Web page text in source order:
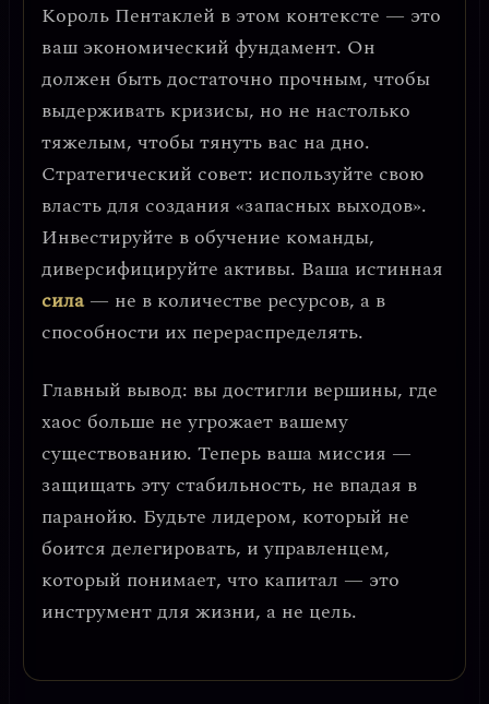
Король Пентаклей в этом контексте — это
ваш экономический фундамент. Он
должен быть достаточно прочным, чтобы
выдерживать кризисы, но не настолько
тяжелым, чтобы тянуть вас на дно.
Стратегический совет: используйте свою
власть для создания «запасных выходов».
Инвестируйте в обучение команды,
диверсифицируйте активы. Ваша истинная
сила— не в количестве ресурсов, а в
способности их перераспределять.
Главный вывод: вы достигли вершины, где
хаос больше не угрожает вашему
существованию. Теперь ваша миссия —
защищать эту стабильность, не впадая в
паранойю. Будьте лидером, который не
боится делегировать, и управленцем,
который понимает, что капитал — это
инструмент для жизни, а не цель.